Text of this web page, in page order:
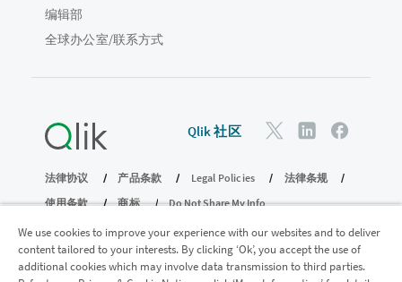
编辑部
全球办公室/联系方式
Qlik 社区
法律协议 产品条款 Legal Policies
法律条规
使用条款
商标
Do Not Share My Info
版权所有 © 1993-2026 QlikTech International AB。保留所有权利。
We use cookies to improve your experience with our websites and to deliver
content tailored to your interests. By clicking ‘Ok’, you accept the use of
additional cookies which may involve data transmission to third parties.